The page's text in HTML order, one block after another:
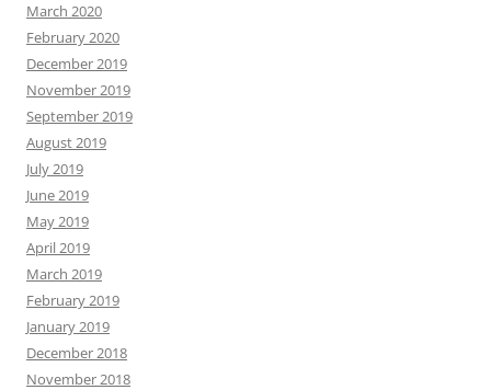
March 2020
February 2020
December 2019
November 2019
September 2019
August 2019
July 2019
June 2019
May 2019
April 2019
March 2019
February 2019
January 2019
December 2018
November 2018